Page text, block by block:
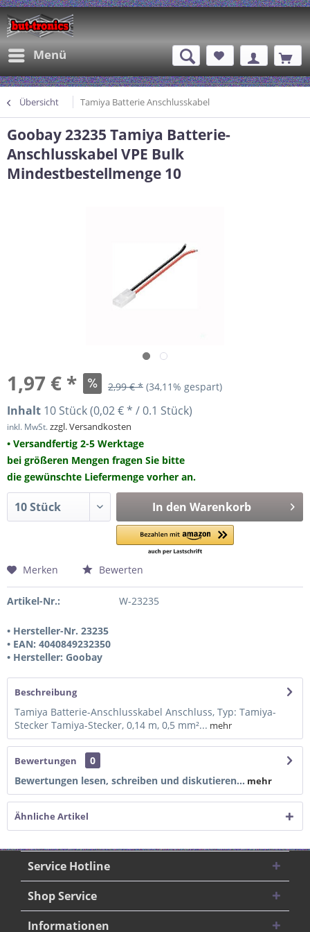
Menü
Übersicht Tamiya Batterie Anschlusskabel
Goobay 23235 Tamiya Batterie-
Anschlusskabel VPE Bulk
Mindestbestellmenge 10
1,97 € * 2,99 € * (34,11% gespart)
Inhalt 10 Stück (0,02 € * / 0.1 Stück)
inkl. MwSt.zzgl. Versandkosten
• Versandfertig 2-5 Werktage
bei größeren Mengen fragen Sie bitte
die gewünschte Liefermenge vorher an.
In den Warenkorb
Merken Bewerten
Artikel-Nr.: W-23235
• Hersteller-Nr. 23235
• EAN: 4040849232350
• Hersteller: Goobay
Beschreibung
Tamiya Batterie-Anschlusskabel Anschluss, Typ: Tamiya-
Stecker Tamiya-Stecker, 0,14 m, 0,5 mm²... mehr
Bewertungen
0
Bewertungen lesen, schreiben und diskutieren... mehr
Ähnliche Artikel
Service Hotline
Shop Service
Informationen